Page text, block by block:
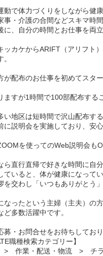
動で体力づくりをしながら健
事・介護の合間などスキマ時
に、自分の時間とお仕事を両立
ッカケからARIFT（アリフト
が配布のお仕事を初めてスタ
ますが1時間で100部配布する
い地区は短時間で沢山配布す
に説明会を実施しており、安
を使ってのWeb説明会も
ら直行直帰で好きな時間に自
ていると、体が健康になって
を交わし「いつもありがとう
なったという主婦（主夫）の
ど多数活躍中です。
募・お問合せをお待ちしており
職種検索カテゴリー】
> 作業・配送・物流 > チラ